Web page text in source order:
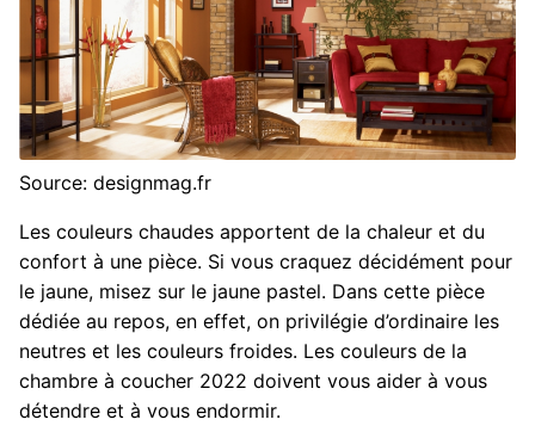
Source: designmag.fr
Les couleurs chaudes apportent de la chaleur et du
confort à une pièce. Si vous craquez décidément pour
le jaune, misez sur le jaune pastel. Dans cette pièce
dédiée au repos, en effet, on privilégie d’ordinaire les
neutres et les couleurs froides. Les couleurs de la
chambre à coucher 2022 doivent vous aider à vous
détendre et à vous endormir.